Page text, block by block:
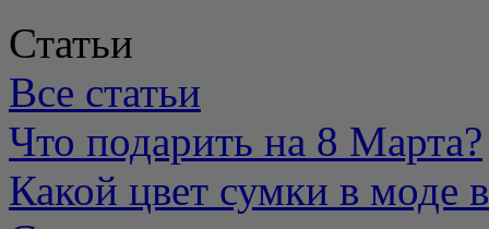
Статьи
Все статьи
Что подарить на 8 Марта?
Какой цвет сумки в моде